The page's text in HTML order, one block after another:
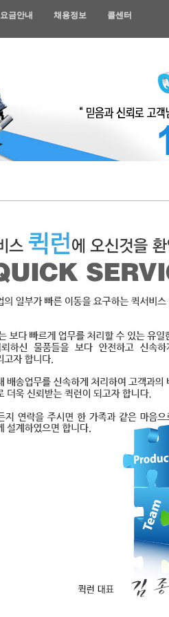
요금안내 채용정보 콜센터